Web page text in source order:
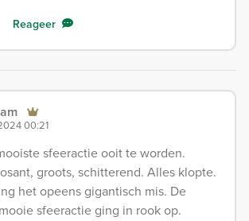
Reageer
00:21
sfeeractie ooit te worden.
groots, schitterend. Alles klopte.
het opeens gigantisch mis. De
sfeeractie ging in rook op.